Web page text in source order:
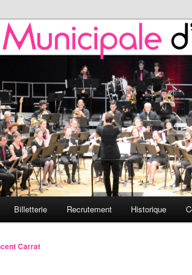
d'Aix-en-
l'HMAP
Billetterie Recrutement Historique
Carrat